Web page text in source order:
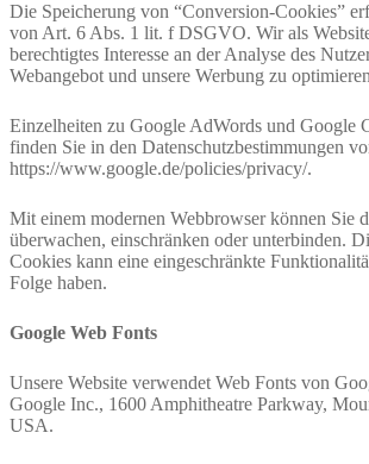
Die Speicherung von “Conversion-Cookies”
von Art. 6 Abs. 1 lit. f DSGVO. Wir als
berechtigtes Interesse an der Analyse des
Webangebot und unsere Werbung zu
Einzelheiten zu Google AdWords und Google
finden Sie in den Datenschutzbestimmungen
https://www.google.de/policies/privacy/.
Mit einem modernen Webbrowser können Sie
überwachen, einschränken oder unterbinden.
Cookies kann eine eingeschränkte
Folge haben.
Google Web Fonts
Unsere Website verwendet Web Fonts von
Google Inc., 1600 Amphitheatre Parkway,
USA.